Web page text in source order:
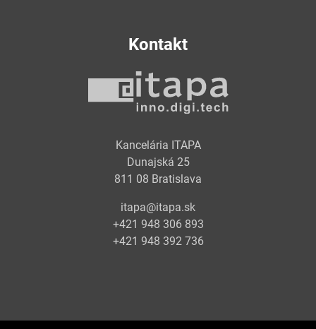
Kontakt
Kancelária ITAPA
Dunajská 25
811 08 Bratislava
itapa@itapa.sk
+421 948 306 893
+421 948 392 736